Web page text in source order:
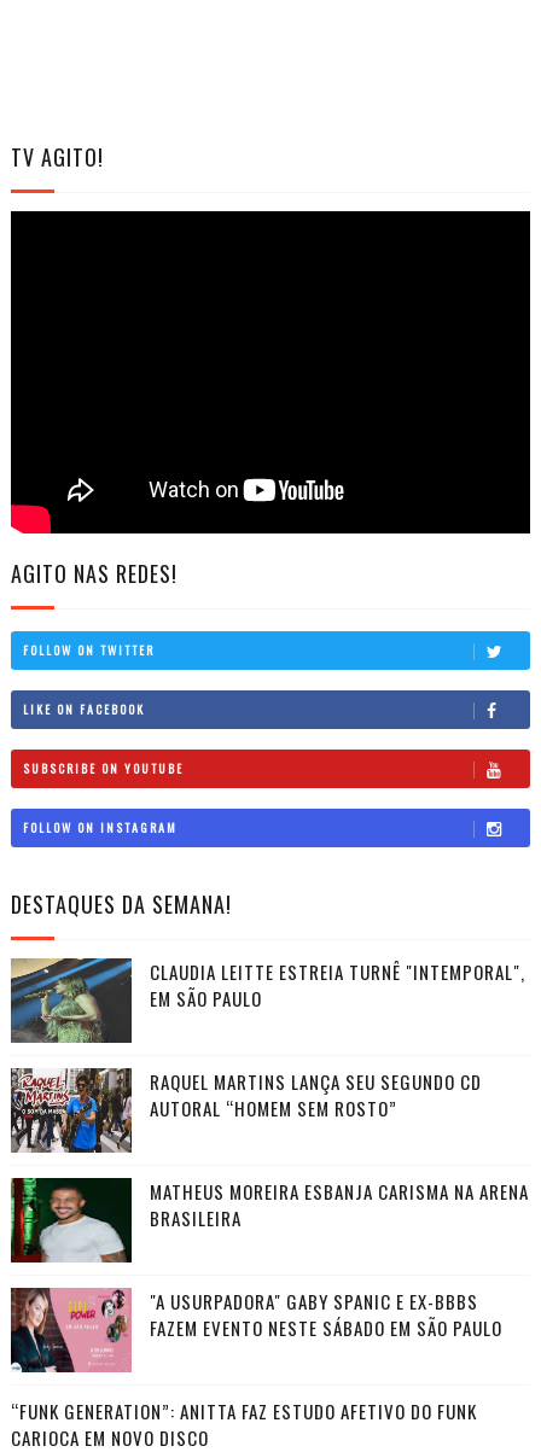
TV AGITO!
AGITO NAS REDES!
FOLLOW ON TWITTER
LIKE ON FACEBOOK
SUBSCRIBE ON YOUTUBE
FOLLOW ON INSTAGRAM
DESTAQUES DA SEMANA!
CLAUDIA LEITTE ESTREIA TURNÊ "INTEMPORAL",
EM SÃO PAULO
RAQUEL MARTINS LANÇA SEU SEGUNDO CD
AUTORAL “HOMEM SEM ROSTO”
MATHEUS MOREIRA ESBANJA CARISMA NA ARENA
BRASILEIRA
"A USURPADORA" GABY SPANIC E EX-BBBS
FAZEM EVENTO NESTE SÁBADO EM SÃO PAULO
“FUNK GENERATION”: ANITTA FAZ ESTUDO AFETIVO DO FUNK
CARIOCA EM NOVO DISCO